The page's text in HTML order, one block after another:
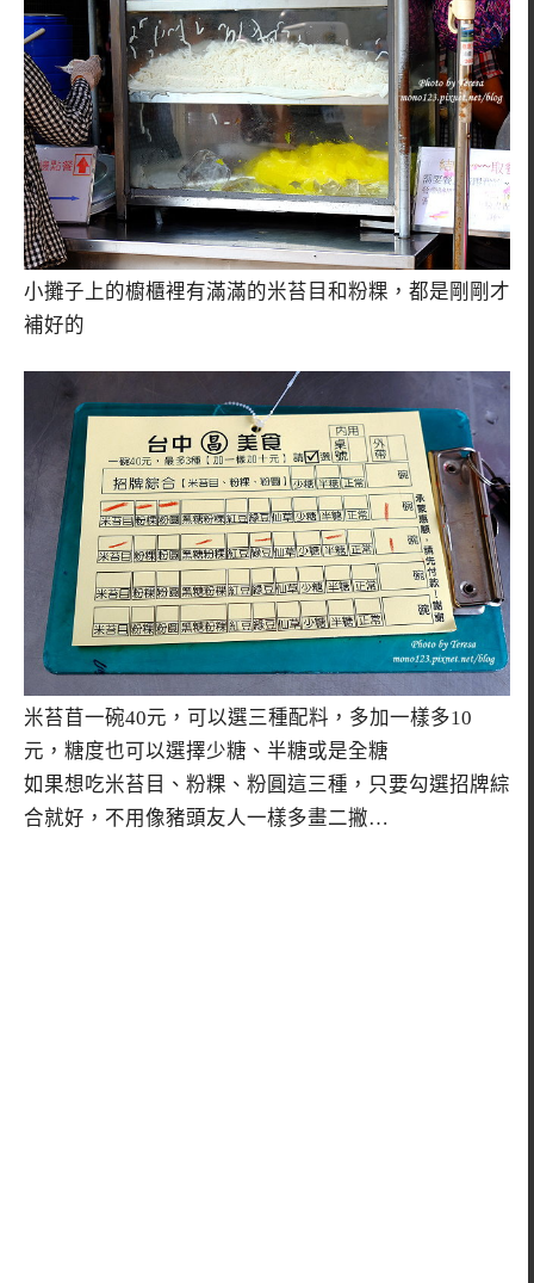
小攤子上的櫥櫃裡有滿滿的米苔目和粉粿，都是剛剛才
補好的
米苔苜一碗40元，可以選三種配料，多加一樣多10
元，糖度也可以選擇少糖、半糖或是全糖
如果想吃米苔目、粉粿、粉圓這三種，只要勾選招牌綜
合就好，不用像豬頭友人一樣多畫二撇…